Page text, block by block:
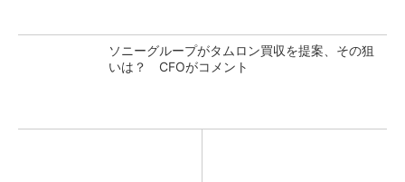
ソニーグループがタムロン買収を提案、その狙
いは？ CFOがコメント